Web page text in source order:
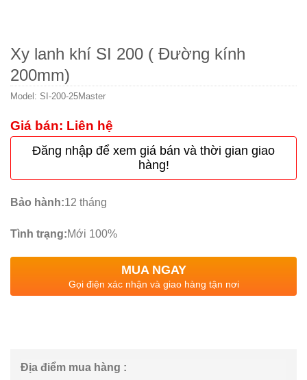
Xy lanh khí SI 200 ( Đường kính
200mm)
Model: SI-200-25Master
Giá bán: Liên hệ
Đăng nhập để xem giá bán và thời gian giao
hàng!
Bảo hành:12 tháng
Tình trạng:Mới 100%
MUA NGAY
Gọi điện xác nhận và giao hàng tận nơi
Địa điểm mua hàng :